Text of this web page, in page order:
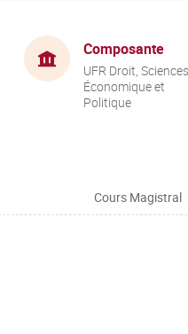
Composante
UFR Droit, Sciences
Économique et
Politique
Cours Magistral